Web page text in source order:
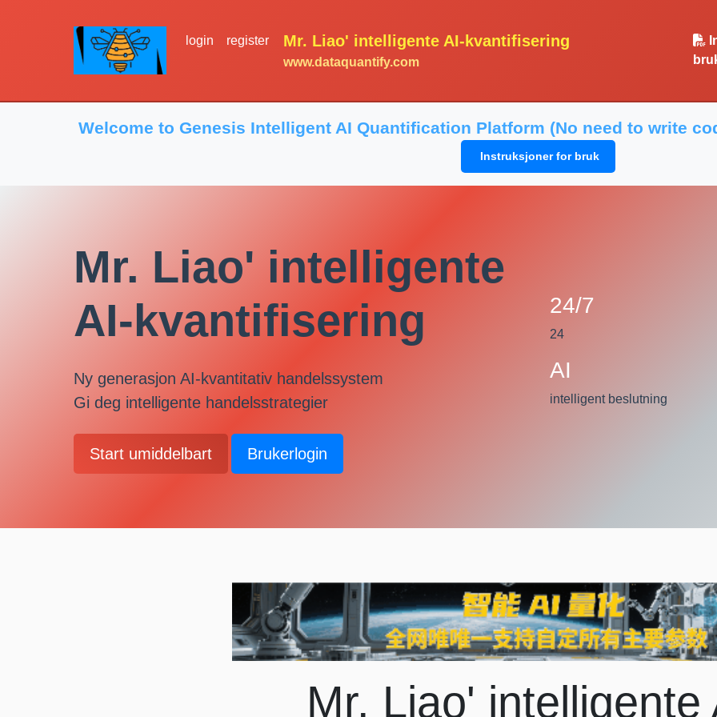
login register Mr. Liao' intelligente AI-kvantifisering
www.dataquantify.com
Welcome to Genesis Intelligent AI Quantification Platform (No need to write
Instruksjoner for bruk
Mr. Liao' intelligente
AI-kvantifisering
Ny generasjon AI-kvantitativ handelssystem
Gi deg intelligente handelsstrategier
Start umiddelbart Brukerlogin
24/7
24
AI
intelligent beslutning
Mr. Liao' intelligente